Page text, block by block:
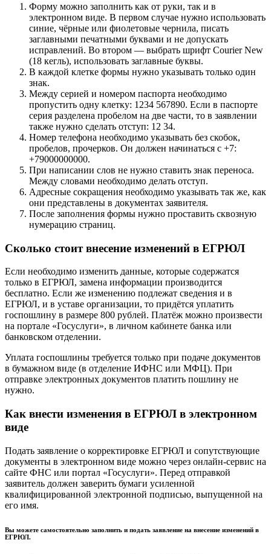
Форму можно заполнить как от руки, так и в
электронном виде. В первом случае нужно использовать
синие, чёрные или фиолетовые чернила, писать
заглавными печатными буквами и не допускать
исправлений. Во втором — выбрать шрифт Courier New
(18 кегль), использовать заглавные буквы.
В каждой клетке формы нужно указывать только один
знак.
Между серией и номером паспорта необходимо
пропустить одну клетку: 1234 567890. Если в паспорте
серия разделена пробелом на две части, то в заявлении
также нужно сделать отступ: 12 34.
Номер телефона необходимо указывать без скобок,
пробелов, прочерков. Он должен начинаться с +7:
+79000000000.
При написании слов не нужно ставить знак переноса.
Между словами необходимо делать отступ.
Адресные сокращения необходимо указывать так же, как
они представлены в документах заявителя.
После заполнения формы нужно проставить сквозную
нумерацию страниц.
Сколько стоит внесение изменений в ЕГРЮЛ
Если необходимо изменить данные, которые содержатся
только в ЕГРЮЛ, замена информации производится
бесплатно. Если же изменению подлежат сведения и в
ЕГРЮЛ, и в уставе организации, то придётся уплатить
госпошлину в размере 800 рублей. Платёж можно произвести
на портале «Госуслуги», в личном кабинете банка или
банковском отделении.
Уплата госпошлины требуется только при подаче документов
в бумажном виде (в отделение ИФНС или МФЦ). При
отправке электронных документов платить пошлину не
нужно.
Как внести изменения в ЕГРЮЛ в электронном
виде
Подать заявление о корректировке ЕГРЮЛ и сопутствующие
документы в электронном виде можно через онлайн-сервис на
сайте ФНС или портал «Госуслуги». Перед отправкой
заявитель должен заверить бумаги усиленной
квалифицированной электронной подписью, выпущенной на
его имя.
Вы можете самостоятельно заполнить и подать заявление на внесение изменений в
ЕГРЮЛ.